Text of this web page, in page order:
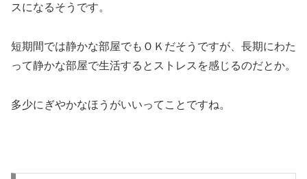
スになるそうです。
短期間では静かな部屋でもＯＫだそうですが、長期にわた
って静かな部屋で生活するとストレスを感じるのだとか。
多少にぎやかなほうがいいってことですね。